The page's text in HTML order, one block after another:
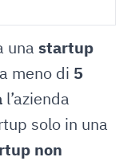
una startup
meno di 5
l’azienda
solo in una
non